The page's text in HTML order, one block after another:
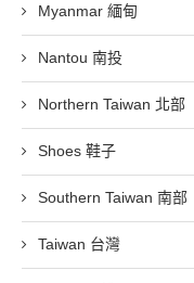
Myanmar 緬甸
Nantou 南投
Northern Taiwan 北部
Shoes 鞋子
Southern Taiwan 南部
Taiwan 台灣